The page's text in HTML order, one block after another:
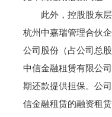
此外，控股股东
杭州中嘉瑞管理合伙
公司股份（占公司总
中信金融租赁有限公
期还款提供担保。公
信金融租赁的融资租赁